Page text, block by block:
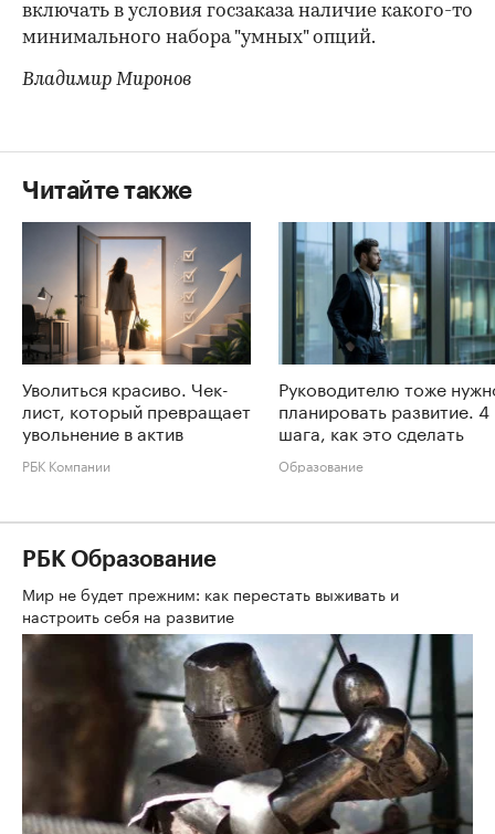
включать в условия госзаказа наличие какого-то
минимального набора "умных" опций.
Владимир Миронов
Читайте также
Уволиться красиво. Чек-
лист, который превращает
увольнение в актив
РБК Компании
Руководителю тоже
планировать развитие. 4
шага, как это сделать
Образование
РБК Образование
Мир не будет прежним: как перестать выживать и
настроить себя на развитие